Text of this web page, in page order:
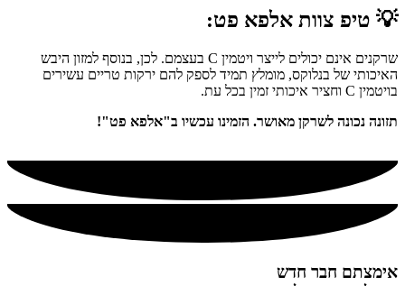
💡 טיפ צוות אלפא פט:
שרקנים אינם יכולים לייצר ויטמין C בעצמם. לכן, בנוסף למזון היבש
האיכותי של בנלוקס, מומלץ תמיד לספק להם ירקות טריים עשירים
בויטמין C וחציר איכותי זמין בכל עת.
תזונה נכונה לשרקן מאושר. הזמינו עכשיו ב"אלפא פט"!
אימצתם חבר חדש